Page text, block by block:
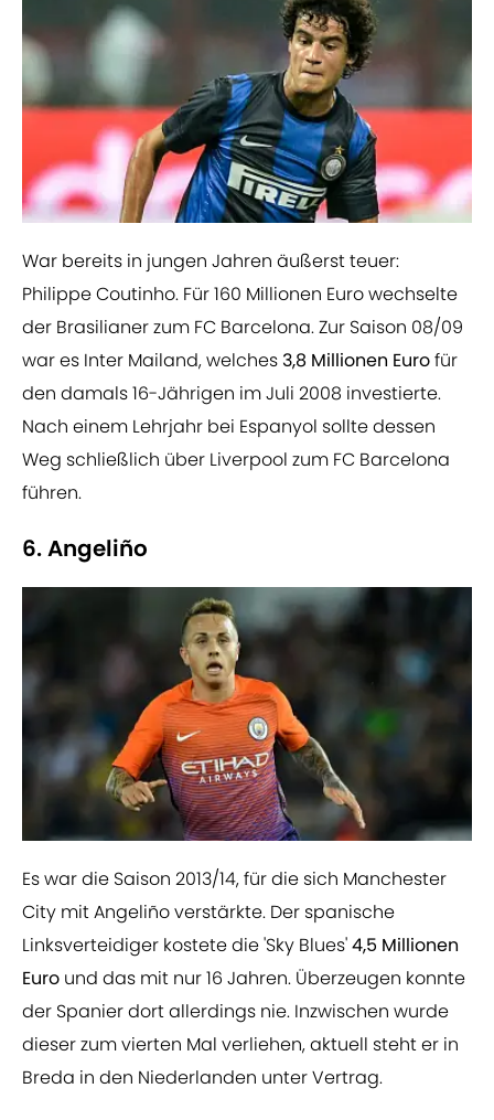
War bereits in jungen Jahren äußerst teuer:
Philippe Coutinho. Für 160 Millionen Euro wechselte
der Brasilianer zum FC Barcelona. Zur Saison 08/09
war es Inter Mailand, welches 3,8 Millionen Eurofür
den damals 16-Jährigen im Juli 2008 investierte.
Nach einem Lehrjahr bei Espanyol sollte dessen
Weg schließlich über Liverpool zum FC Barcelona
führen.
6. Angeliño
Es war die Saison 2013/14, für die sich Manchester
City mit Angeliño verstärkte. Der spanische
Linksverteidiger kostete die 'Sky Blues'4,5 Millionen
Euro und das mit nur 16 Jahren. Überzeugen konnte
der Spanier dort allerdings nie. Inzwischen wurde
dieser zum vierten Mal verliehen, aktuell steht er in
Breda in den Niederlanden unter Vertrag.